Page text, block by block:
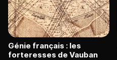
Génie français : les
forteresses de Vauban